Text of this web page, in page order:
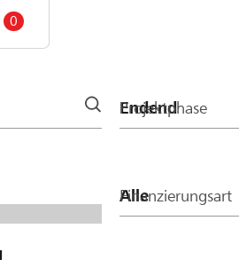
erreicht sind ODER der
von CHF 1000 pro Projekt
was einen Betrag von CHF 400
0
Projektphase
Finanzierungsart